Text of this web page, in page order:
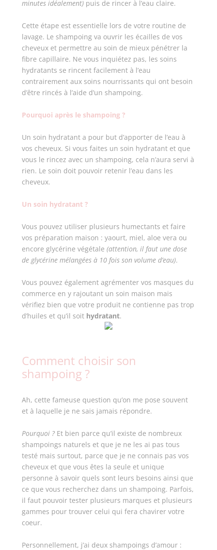
minutes idéalement) puis de rincer à l’eau claire.
Cette étape est essentielle lors de votre routine de
lavage. Le shampoing va ouvrir les écailles de vos
cheveux et permettre au soin de mieux pénétrer la
fibre capillaire. Ne vous inquiétez pas, les soins
hydratants se rincent facilement à l’eau
contrairement aux soins nourrissants qui ont besoin
d’être rincés à l’aide d’un shampoing.
Pourquoi après le shampoing ?
Un soin hydratant a pour but d’apporter de l’eau à
vos cheveux. Si vous faites un soin hydratant et que
vous le rincez avec un shampoing, cela n’aura servi à
rien. Le soin doit pouvoir retenir l’eau dans les
cheveux.
Un soin hydratant ?
Vous pouvez utiliser plusieurs humectants et faire
vos préparation maison : yaourt, miel, aloe vera ou
encore glycérine végétale (attention, il faut une dose
de glycérine mélangées à 10 fois son volume d’eau).
Vous pouvez également agrémenter vos masques du
commerce en y rajoutant un soin maison mais
vérifiez bien que votre produit ne contienne pas trop
d’huiles et qu’il soit hydratant.
Comment choisir son
shampoing ?
Ah, cette fameuse question qu’on me pose souvent
et à laquelle je ne sais jamais répondre.
Pourquoi ? Et bien parce qu’il existe de nombreux
shampoings naturels et que je ne les ai pas tous
testé mais surtout, parce que je ne connais pas vos
cheveux et que vous êtes la seule et unique
personne à savoir quels sont leurs besoins ainsi que
ce que vous recherchez dans un shampoing. Parfois,
il faut pouvoir tester plusieurs marques et plusieurs
gammes pour trouver celui qui fera chavirer votre
coeur.
Personnellement, j’ai deux shampoings d’amour :